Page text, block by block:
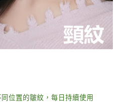
位置的皺紋，每日持續使用